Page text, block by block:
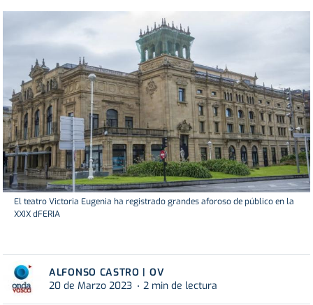
El teatro Victoria Eugenia ha registrado grandes aforoso de público en la
XXIX dFERIA
ALFONSO CASTRO | OV
20 de Marzo 2023
2 min de lectura